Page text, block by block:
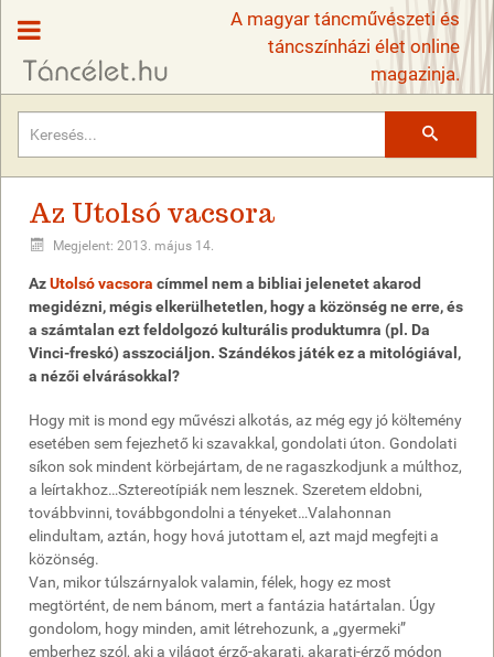
A magyar táncművészeti és
táncszínházi élet online
magazinja.
Az Utolsó vacsora
Megjelent: 2013. május 14.
AzUtolsó vacsora címmel nem a bibliai jelenetet akarod
megidézni, mégis elkerülhetetlen, hogy a közönség ne erre, és
a számtalan ezt feldolgozó kulturális produktumra (pl. Da
Vinci-freskó) asszociáljon. Szándékos játék ez a mitológiával,
a nézői elvárásokkal?
Hogy mit is mond egy művészi alkotás, az még egy jó költemény
esetében sem fejezhető ki szavakkal, gondolati úton. Gondolati
síkon sok mindent körbejártam, de ne ragaszkodjunk a múlthoz,
a leírtakhoz…Sztereotípiák nem lesznek. Szeretem eldobni,
továbbvinni, továbbgondolni a tényeket…Valahonnan
elindultam, aztán, hogy hová jutottam el, azt majd megfejti a
közönség.
Van, mikor túlszárnyalok valamin, félek, hogy ez most
megtörtént, de nem bánom, mert a fantázia határtalan. Úgy
gondolom, hogy minden, amit létrehozunk, a „gyermeki”
emberhez szól, aki a világot érző-akarati, akarati-érző módon